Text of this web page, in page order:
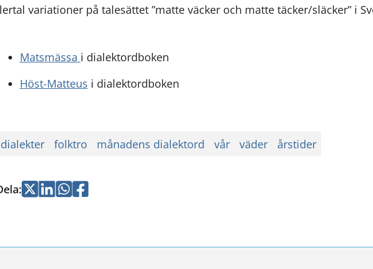
variationer på talesättet ”matte väcker och matte täcker/släcker” i
Matsmässa i dialektordboken
Höst-Matteus i dialektordboken
dialekter folktro månadens dialektord vår väder årstider
:Jaa Jaa Jaa Jaa